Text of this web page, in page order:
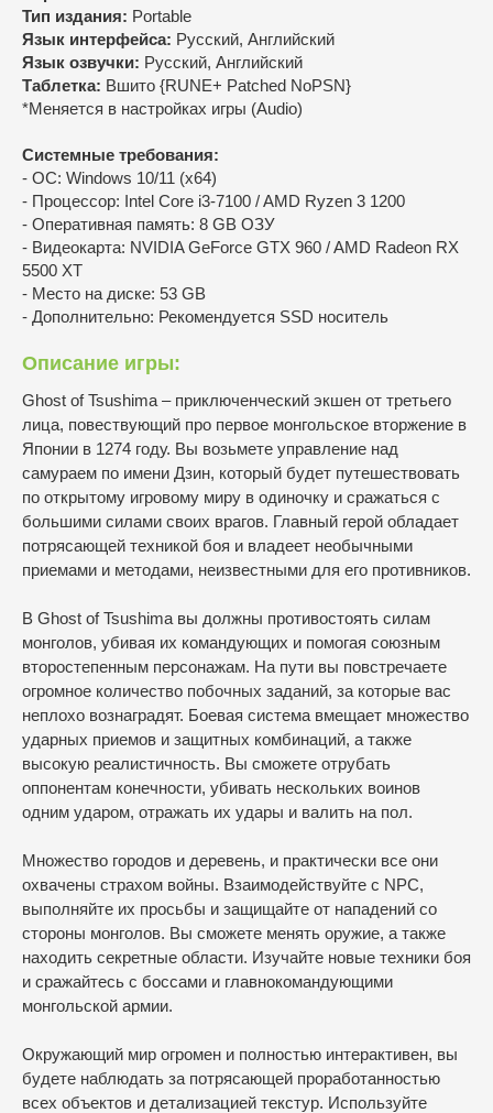
Тип издания: Portable
Язык интерфейса: Русский, Английский
Язык озвучки: Русский, Английский
Таблетка: Вшито {RUNE+ Patched NoPSN}
*Меняется в настройках игры (Audio)
Системные требования:
- ОС: Windows 10/11 (х64)
- Процессор: Intel Core i3-7100 / AMD Ryzen 3 1200
- Оперативная память: 8 GB ОЗУ
- Видеокарта: NVIDIA GeForce GTX 960 / AMD Radeon RX
5500 XT
- Место на диске: 53 GB
- Дополнительно: Рекомендуется SSD носитель
Описание игры:
Ghost of Tsushima – приключенческий экшен от третьего
лица, повествующий про первое монгольское вторжение в
Японии в 1274 году. Вы возьмете управление над
самураем по имени Дзин, который будет путешествовать
по открытому игровому миру в одиночку и сражаться с
большими силами своих врагов. Главный герой обладает
потрясающей техникой боя и владеет необычными
приемами и методами, неизвестными для его противников.
В Ghost of Tsushima вы должны противостоять силам
монголов, убивая их командующих и помогая союзным
второстепенным персонажам. На пути вы повстречаете
огромное количество побочных заданий, за которые вас
неплохо вознаградят. Боевая система вмещает множество
ударных приемов и защитных комбинаций, а также
высокую реалистичность. Вы сможете отрубать
оппонентам конечности, убивать нескольких воинов
одним ударом, отражать их удары и валить на пол.
Множество городов и деревень, и практически все они
охвачены страхом войны. Взаимодействуйте с NPC,
выполняйте их просьбы и защищайте от нападений со
стороны монголов. Вы сможете менять оружие, а также
находить секретные области. Изучайте новые техники боя
и сражайтесь с боссами и главнокомандующими
монгольской армии.
Окружающий мир огромен и полностью интерактивен, вы
будете наблюдать за потрясающей проработанностью
всех объектов и детализацией текстур. Используйте